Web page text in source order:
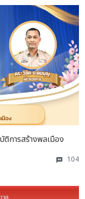
การสร้างพลเมือง
104